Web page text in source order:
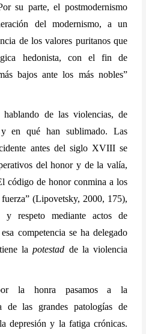
su parte, el postmodernismo
de los valores puritanos que
hedonista, con el fin de
bajos ante los más nobles”
hablando de las violencias, de
en qué han sublimado. Las
antes del siglo XVIII se
del honor y de la valía,
código de honor conmina a los
(Lipovetsky, 2000, 175),
y respeto mediante actos de
competencia se ha delegado
la potestad de la violencia
la honra pasamos a la
de las grandes patologías de
depresión y la fatiga crónicas.